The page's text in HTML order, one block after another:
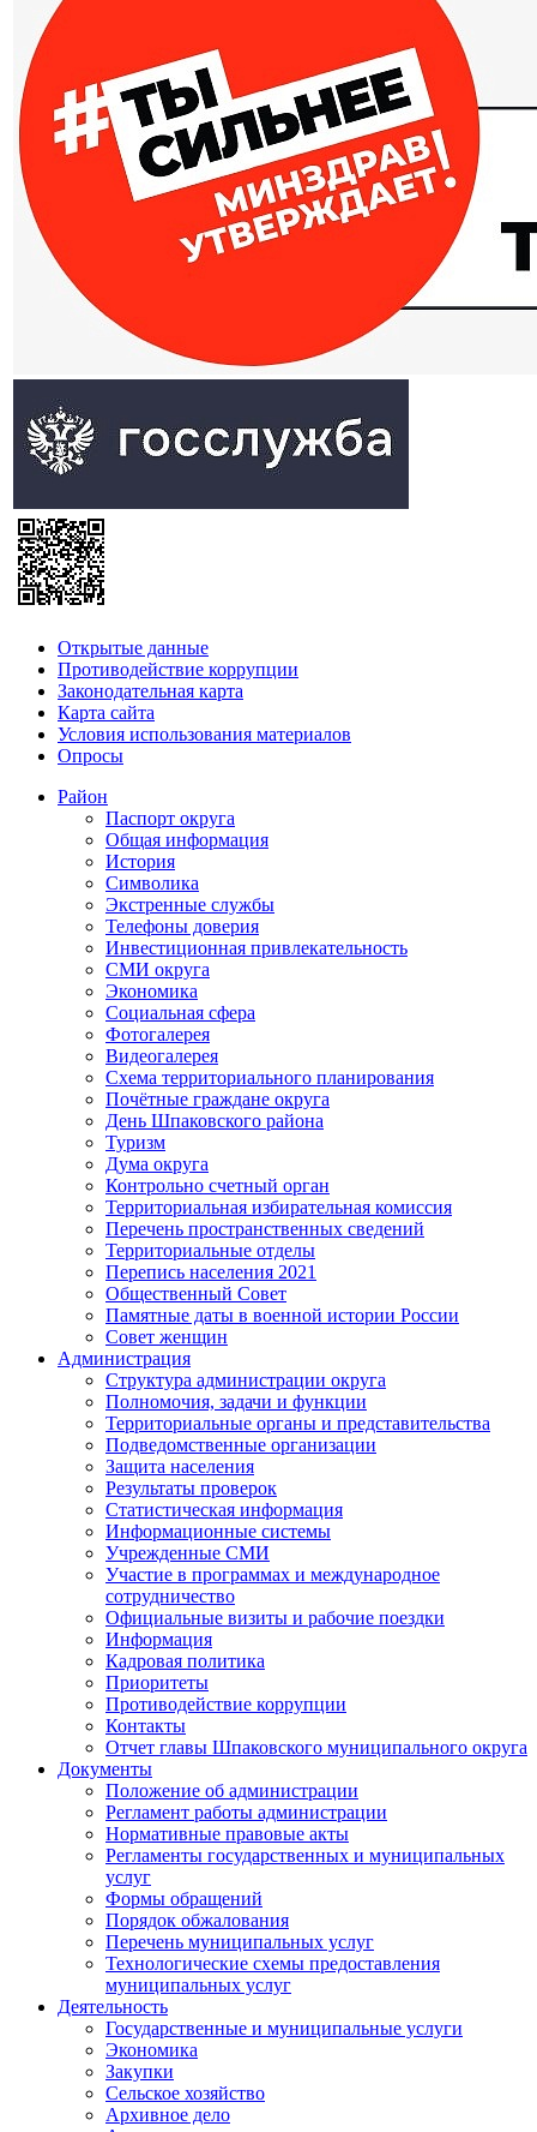
Открытые данные
Противодействие коррупции
Законодательная карта
Карта сайта
Условия использования материалов
Опросы
Район
Паспорт округа
Общая информация
История
Символика
Экстренные службы
Телефоны доверия
Инвестиционная привлекательность
СМИ округа
Экономика
Социальная сфера
Фотогалерея
Видеогалерея
Схема территориального планирования
Почётные граждане округа
День Шпаковского района
Туризм
Дума округа
Контрольно счетный орган
Территориальная избирательная комиссия
Перечень пространственных сведений
Территориальные отделы
Перепись населения 2021
Общественный Совет
Памятные даты в военной истории России
Совет женщин
Администрация
Структура администрации округа
Полномочия, задачи и функции
Территориальные органы и представительства
Подведомственные организации
Защита населения
Результаты проверок
Статистическая информация
Информационные системы
Учрежденные СМИ
Участие в программах и международное
сотрудничество
Официальные визиты и рабочие поездки
Информация
Кадровая политика
Приоритеты
Противодействие коррупции
Контакты
Отчет главы Шпаковского муниципального округа
Документы
Положение об администрации
Регламент работы администрации
Нормативные правовые акты
Регламенты государственных и муниципальных
услуг
Формы обращений
Порядок обжалования
Перечень муниципальных услуг
Технологические схемы предоставления
муниципальных услуг
Деятельность
Государственные и муниципальные услуги
Экономика
Закупки
Сельское хозяйство
Архивное дело